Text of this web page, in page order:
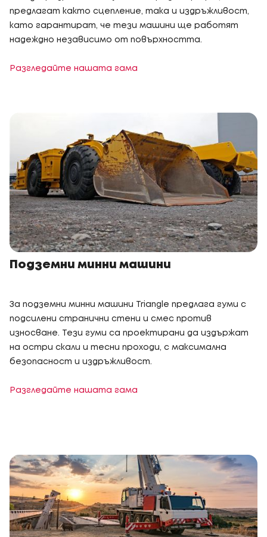
предлагат както сцепление, така и издръжливост,
като гарантират, че тези машини ще работят
надеждно независимо от повърхността.
Разгледайте нашата гама
Подземни минни машини
За подземни минни машини Triangle предлага гуми с
подсилени странични стени и смес против
износване. Тези гуми са проектирани да издържат
на остри скали и тесни проходи, с максимална
безопасност и издръжливост.
Разгледайте нашата гама